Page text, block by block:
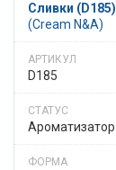
Сливки (D185)
(Cream N&A)
D185
Ароматизатор